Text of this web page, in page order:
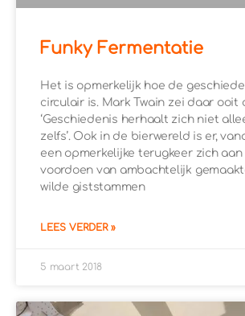
Funky Fermentatie
Het is opmerkelijk hoe de
circulair is. Mark Twain zei daar ooit
‘Geschiedenis herhaalt zich niet
zelfs’. Ook in de bierwereld is er,
een opmerkelijke terugkeer zich aan
voordoen van ambachtelijk
wilde giststammen
LEES VERDER »
5 maart 2018